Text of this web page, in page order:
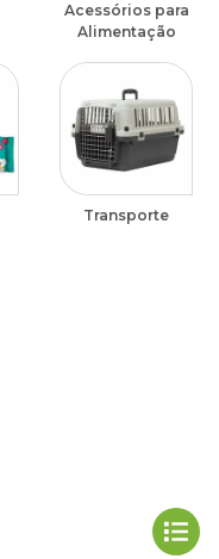
Acessórios para
Alimentação
Transporte